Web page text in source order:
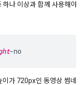
하나 이상과 함께 사용해야
-no
가 720px인 동영상 썸네